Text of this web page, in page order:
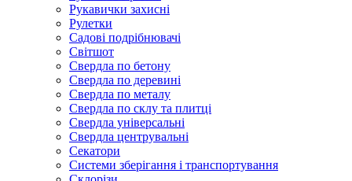
Рукавички захисні
Рулетки
Садові подрібнювачі
Світшот
Свердла по бетону
Свердла по деревині
Свердла по металу
Свердла по склу та плитці
Свердла універсальні
Свердла центрувальні
Секатори
Системи зберігання і транспортування